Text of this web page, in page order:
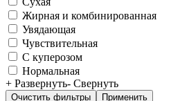
Жирная и комбинированная
Увядающая
Чувствительная
С куперозом
Нормальная
+ Развернуть- Свернуть